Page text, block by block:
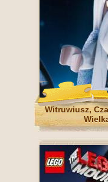
Witruwiusz,